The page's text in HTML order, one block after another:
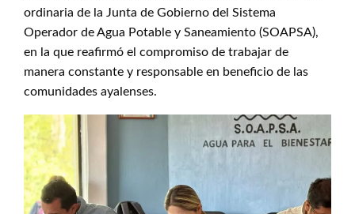
ordinaria de la Junta de Gobierno del Sistema
Operador de Agua Potable y Saneamiento (SOAPSA),
en la que reafirmó el compromiso de trabajar de
manera constante y responsable en beneficio de las
comunidades ayalenses.